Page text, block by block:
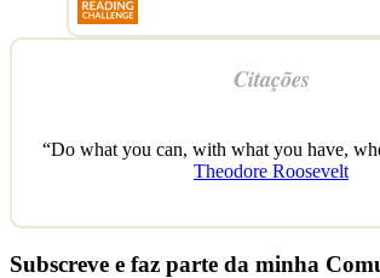
Citações
“Do what you can, with what you have,
Theodore Roosevelt
Subscreve e faz parte da minha